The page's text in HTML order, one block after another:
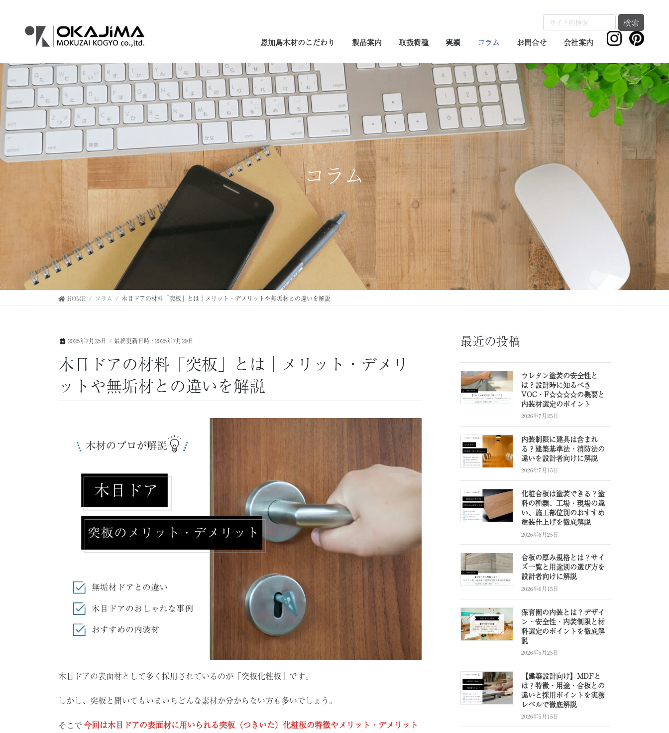
へ
ス
キ
ッ
プ
ョ
ン
に
移
動
恩加島木材のこだわり 製品案内 取扱樹種 実績 コラム お問合せ 会社案内
検索
コラム
HOME コラム 木目ドアの材料「突板」とは｜メリット・デメリットや無垢材との違いを解説
2025年7月25日 / 最終更新日時 : 2025年7月29日
木目ドアの材料「突板」とは｜メリット・デメリ
ットや無垢材との違いを解説
木目ドアの表面材として多く採用されているのが「突板化粧板」です。
しかし、突板と聞いてもいまいちどんな素材か分からない方も多いでしょう。
そこで今回は木目ドアの表面材に用いられる突板（つきいた）化粧板の特徴やメリット・デメリット
最近の投稿
ウレタン塗装の安全性と
は？設計時に知るべき
VOC・F☆☆☆☆の概要と
内装材選定のポイント
2026年7月25日
内装制限に建具は含まれ
る？建築基準法・消防法の
違いを設計者向けに解説
2026年7月15日
化粧合板は塗装できる？塗
料の種類、工場・現場の違
い、施工部位別のおすすめ
塗装仕上げを徹底解説
2026年6月25日
合板の厚み規格とは？サイ
ズ一覧と用途別の選び方を
設計者向けに解説
2026年6月15日
保育園の内装とは？デザイ
ン・安全性・内装制限と材
料選定のポイントを徹底解
説
2026年5月25日
【建築設計向け】MDFと
は？特徴・用途・合板との
違いと採用ポイントを実務
レベルで徹底解説
2026年5月15日